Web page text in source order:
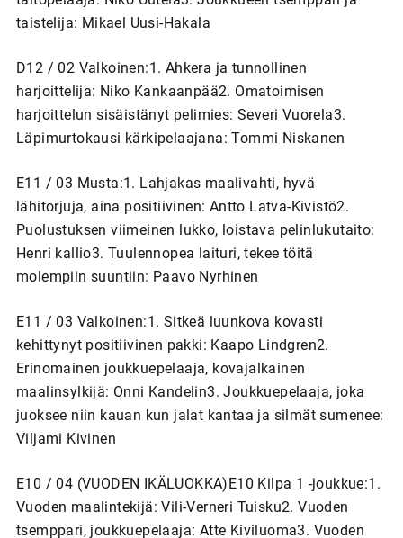
taistelija: Mikael Uusi-Hakala
D12 / 02 Valkoinen:1. Ahkera ja tunnollinen
harjoittelija: Niko Kankaanpää2. Omatoimisen
harjoittelun sisäistänyt pelimies: Severi Vuorela3.
Läpimurtokausi kärkipelaajana: Tommi Niskanen
E11 / 03 Musta:1. Lahjakas maalivahti, hyvä
lähitorjuja, aina positiivinen: Antto Latva-Kivistö2.
Puolustuksen viimeinen lukko, loistava pelinlukutaito:
Henri kallio3. Tuulennopea laituri, tekee töitä
molempiin suuntiin: Paavo Nyrhinen
E11 / 03 Valkoinen:1. Sitkeä luunkova kovasti
kehittynyt positiivinen pakki: Kaapo Lindgren2.
Erinomainen joukkuepelaaja, kovajalkainen
maalinsylkijä: Onni Kandelin3. Joukkuepelaaja, joka
juoksee niin kauan kun jalat kantaa ja silmät sumenee:
Viljami Kivinen
E10 / 04 (VUODEN IKÄLUOKKA)E10 Kilpa 1 -joukkue:1.
Vuoden maalintekijä: Vili-Verneri Tuisku2. Vuoden
tsemppari, joukkuepelaaja: Atte Kiviluoma3. Vuoden